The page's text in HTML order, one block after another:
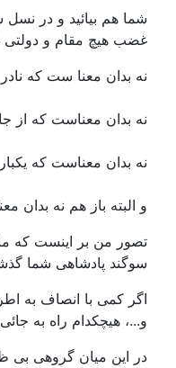
شما هم بیائید و در
غضب هیچ مقام و دولتی
نه بدان معنا ست که
نه بدان معناست که از
نه بدان معناست که
و البته باز هم نه بدان
تصور من بر اینست که
سوگند پادشاهی شما
اگر کمی با انصاف به
و...، هیچکدام راه به
در این میان گروهی بی